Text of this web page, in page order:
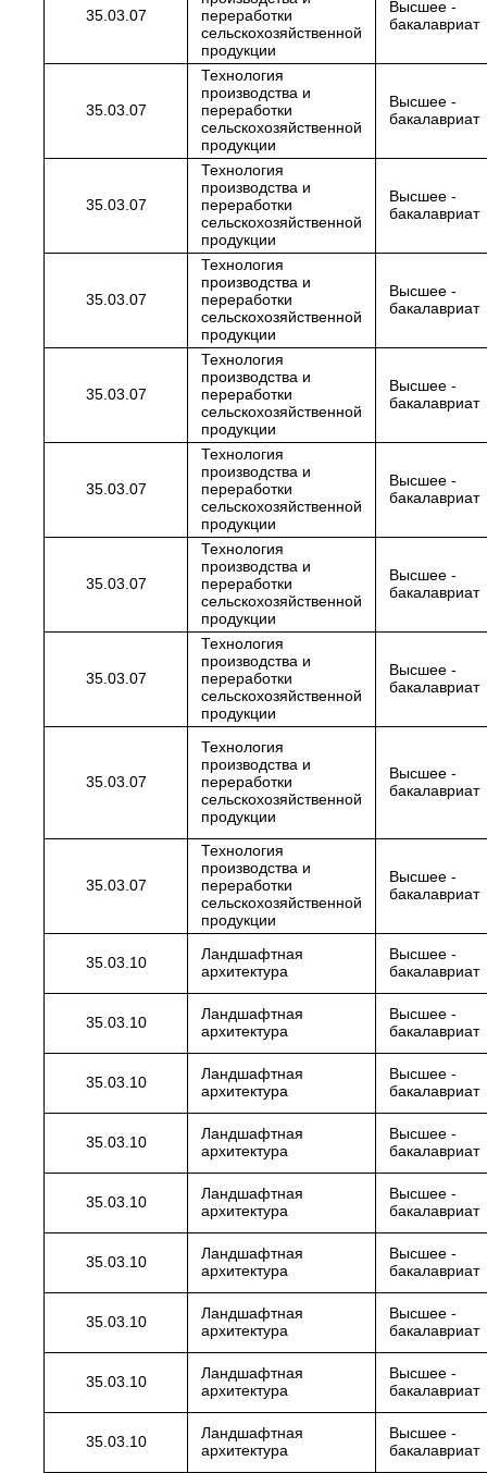
35.03.07
переработки
сельскохозяйственной
продукции
Высшее -
бакалавриат
35.03.07
Технология
производства и
переработки
сельскохозяйственной
продукции
Высшее -
бакалавриат
35.03.07
Технология
производства и
переработки
сельскохозяйственной
продукции
Высшее -
бакалавриат
35.03.07
Технология
производства и
переработки
сельскохозяйственной
продукции
Высшее -
бакалавриат
35.03.07
Технология
производства и
переработки
сельскохозяйственной
продукции
Высшее -
бакалавриат
35.03.07
Технология
производства и
переработки
сельскохозяйственной
продукции
Высшее -
бакалавриат
35.03.07
Технология
производства и
переработки
сельскохозяйственной
продукции
Высшее -
бакалавриат
35.03.07
Технология
производства и
переработки
сельскохозяйственной
продукции
Высшее -
бакалавриат
35.03.07
Технология
производства и
переработки
сельскохозяйственной
продукции
Высшее -
бакалавриат
35.03.07
Технология
производства и
переработки
сельскохозяйственной
продукции
Высшее -
бакалавриат
35.03.10
Ландшафтная
архитектура
Высшее -
бакалавриат
35.03.10
Ландшафтная
архитектура
Высшее -
бакалавриат
35.03.10
Ландшафтная
архитектура
Высшее -
бакалавриат
35.03.10
Ландшафтная
архитектура
Высшее -
бакалавриат
35.03.10
Ландшафтная
архитектура
Высшее -
бакалавриат
35.03.10
Ландшафтная
архитектура
Высшее -
бакалавриат
35.03.10
Ландшафтная
архитектура
Высшее -
бакалавриат
35.03.10
Ландшафтная
архитектура
Высшее -
бакалавриат
35.03.10
Ландшафтная
архитектура
Высшее -
бакалавриат